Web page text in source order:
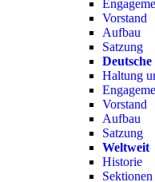
Vorstand
Aufbau
Satzung
Haltung
Vorstand
Aufbau
Satzung
Weltweit
Historie
Sektionen